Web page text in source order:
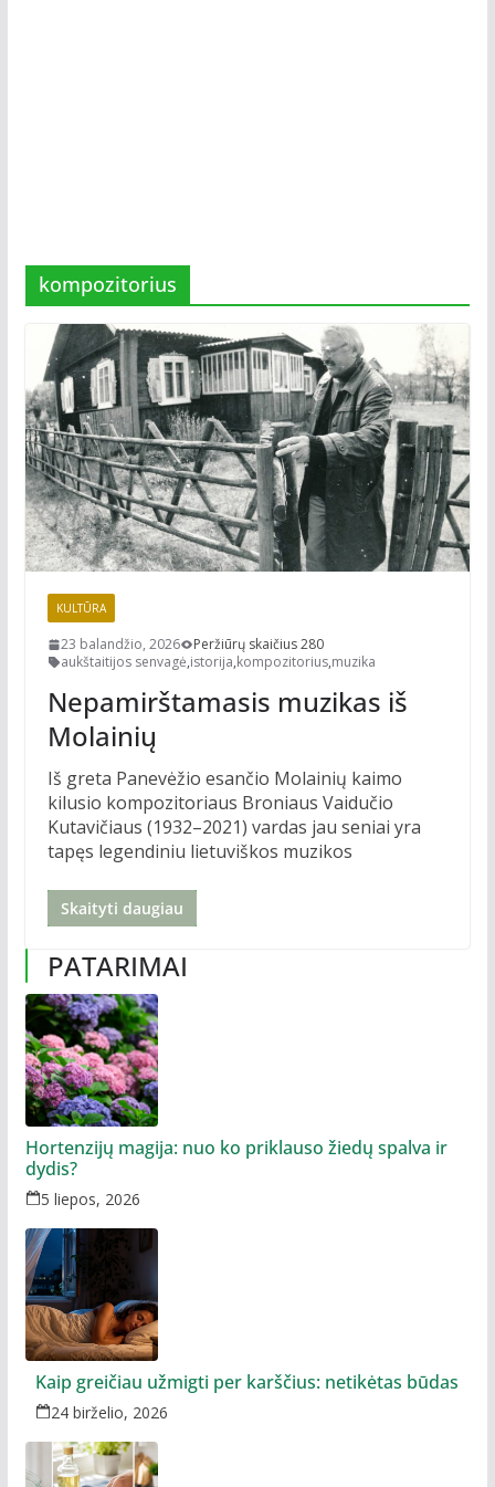
kompozitorius
KULTŪRA
23 balandžio, 2026
Peržiūrų skaičius 280
aukštaitijos senvagė,istorija,kompozitorius,muzika
Nepamirštamasis muzikas iš
Molainių
Iš greta Panevėžio esančio Molainių kaimo
kilusio kompozitoriaus Broniaus Vaidučio
Kutavičiaus (1932–2021) vardas jau seniai yra
tapęs legendiniu lietuviškos muzikos
Skaityti daugiau
PATARIMAI
Hortenzijų magija: nuo ko priklauso žiedų spalva ir
dydis?
5 liepos, 2026
Kaip greičiau užmigti per karščius: netikėtas būdas
24 birželio, 2026